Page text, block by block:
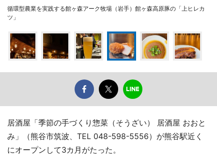
循環型農業を実践する館ヶ森アーク牧場（岩手）館ヶ森高原豚の「上ヒレカ
ツ」
居酒屋「季節の手づくり惣菜（そうざい） 居酒屋 おおと
み」（熊谷市筑波、TEL 048-598-5556）が熊谷駅近く
にオープンして3カ月がたった。